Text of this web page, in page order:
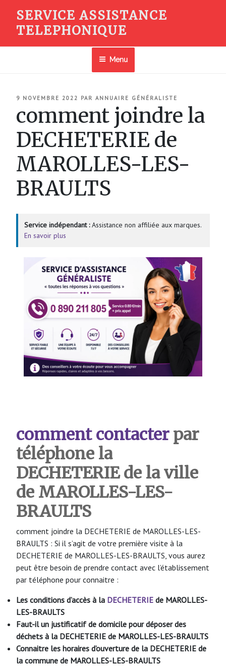
contenu
SERVICE ASSISTANCE
TELEPHONIQUE
Menu
PUBLIÉ
9 NOVEMBRE 2022 PAR ANNUAIRE GÉNÉRALISTE
comment joindre la
DECHETERIE de
MAROLLES-LES-
BRAULTS
Service indépendant :Assistance non affiliée aux marques.
En savoir plus
comment contacterpar
téléphone la
DECHETERIE de la ville
de MAROLLES-LES-
BRAULTS
comment joindre la DECHETERIE de MAROLLES-LES-
BRAULTS : Si il s’agit de votre première visite à la
DECHETERIE de MAROLLES-LES-BRAULTS, vous aurez
peut être besoin de prendre contact avec l’établissement
par téléphone pour connaitre :
Les conditions d’accès à la DECHETERIE de MAROLLES-
LES-BRAULTS
Faut-il un justificatif de domicile pour déposer des
déchets à la DECHETERIE de MAROLLES-LES-BRAULTS
Connaitre les horaires d’ouverture de la DECHETERIE de
la commune de MAROLLES-LES-BRAULTS